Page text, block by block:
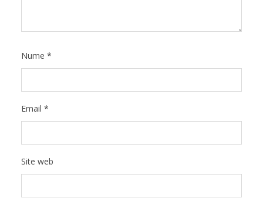
Nume *
Email *
Site web